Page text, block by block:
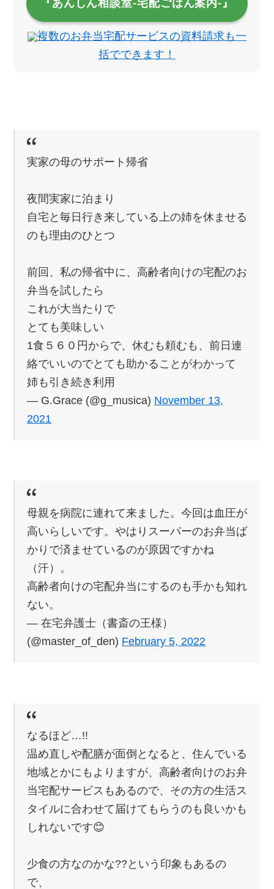
『あんしん相談室‐宅配ごはん案内‐』
複数のお弁当宅配サービスの資料請求も一
括でできます！
実家の母のサポート帰省
夜間実家に泊まり
自宅と毎日行き来している上の姉を休ませる
のも理由のひとつ
前回、私の帰省中に、高齢者向けの宅配のお
弁当を試したら
これが大当たりで
とても美味しい
1食５６０円からで、休むも頼むも、前日連
絡でいいのでとても助かることがわかって
姉も引き続き利用
— G.Grace (@g_musica) November 13,
2021
母親を病院に連れて来ました。今回は血圧が
高いらしいです。やはりスーパーのお弁当ば
かりで済ませているのが原因ですかね
（汗）。
高齢者向けの宅配弁当にするのも手かも知れ
ない。
— 在宅弁護士（書斎の王様）
(@master_of_den) February 5, 2022
なるほど…!!
温め直しや配膳が面倒となると、住んでいる
地域とかにもよりますが、高齢者向けのお弁
当宅配サービスもあるので、その方の生活ス
タイルに合わせて届けてもらうのも良いかも
しれないです😊
少食の方なのかな??という印象もあるの
で、